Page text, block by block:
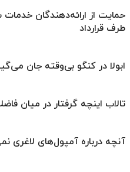
حمایت از ارائه‌دهندگان خدمات
طرف قرارداد
ابولا در کنگو بی‌وقته جان
تالاب اینچه گرفتار در میان
آنچه درباره آمپول‌های لاغری